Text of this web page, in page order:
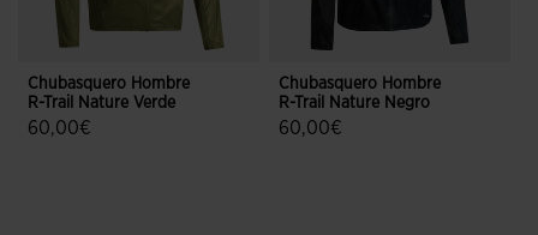
Chubasquero Hombre
R-Trail Nature Verde
60,00€
Chubasquero Hombre
R-Trail Nature Negro
60,00€